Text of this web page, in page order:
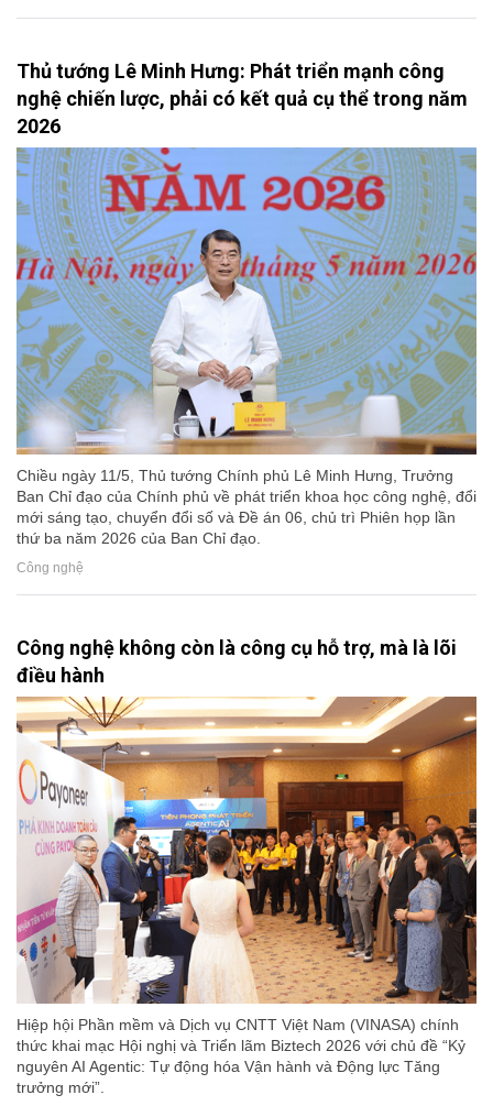
Thủ tướng Lê Minh Hưng: Phát triển mạnh công
nghệ chiến lược, phải có kết quả cụ thể trong năm
2026
Chiều ngày 11/5, Thủ tướng Chính phủ Lê Minh Hưng, Trưởng
Ban Chỉ đạo của Chính phủ về phát triển khoa học công nghệ, đổi
mới sáng tạo, chuyển đổi số và Đề án 06, chủ trì Phiên họp lần
thứ ba năm 2026 của Ban Chỉ đạo.
Công nghệ
Công nghệ không còn là công cụ hỗ trợ, mà là lõi
điều hành
Hiệp hội Phần mềm và Dịch vụ CNTT Việt Nam (VINASA) chính
thức khai mạc Hội nghị và Triển lãm Biztech 2026 với chủ đề “Kỷ
nguyên AI Agentic: Tự động hóa Vận hành và Động lực Tăng
trưởng mới”.